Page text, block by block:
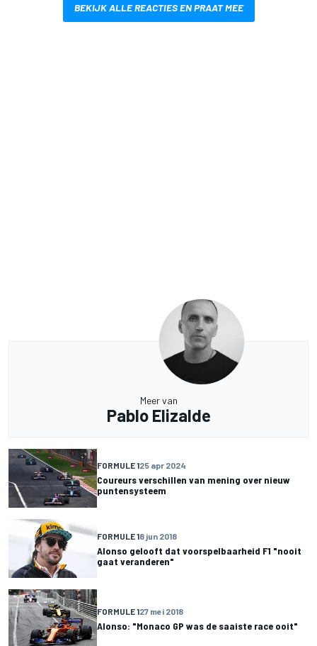
BEKIJK ALLE REACTIES EN PRAAT MEE
Meer van
Pablo Elizalde
FORMULE 125 apr 2024
Coureurs verschillen van mening over nieuw
puntensysteem
FORMULE 18 jun 2018
Alonso gelooft dat voorspelbaarheid F1 "nooit
gaat veranderen"
FORMULE 127 mei 2018
Alonso: "Monaco GP was de saaiste race ooit"